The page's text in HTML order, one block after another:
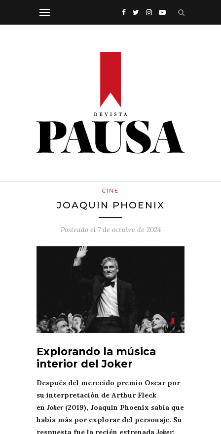
CINE
JOAQUIN PHOENIX
Posteado el 7 de octubre de 2024
Explorando la música
interior del Joker
Después del merecido premio Oscar por
su interpretación de Arthur Fleck
en Joker(2019), Joaquin Phoenix sabía que
había más por explorar del personaje. Su
respuesta fue la recién estrenada Joker: